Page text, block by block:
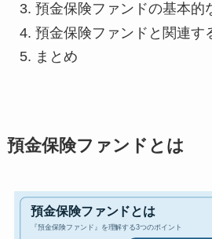
預金保険ファンドの基本的
預金保険ファンドと関連す
まとめ
預金保険ファンドとは